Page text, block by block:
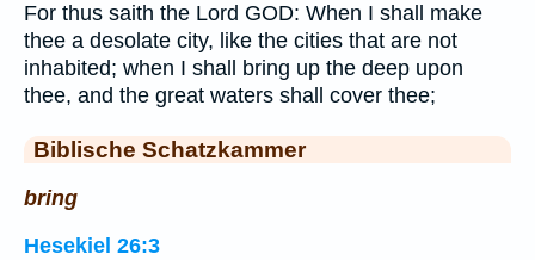
For thus saith the Lord GOD: When I shall make
thee a desolate city, like the cities that are not
inhabited; when I shall bring up the deep upon
thee, and the great waters shall cover thee;
Biblische Schatzkammer
bring
Hesekiel 26:3